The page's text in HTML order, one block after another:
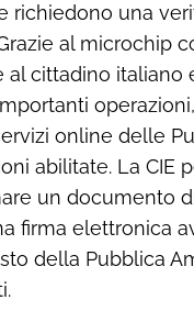
richiedono una
al microchip
al cittadino italiano
online delle
abilitate. La CIE
un documento
firma elettronica
della Pubblica